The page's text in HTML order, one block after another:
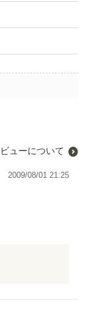
ューについて
2009/08/01 21:25